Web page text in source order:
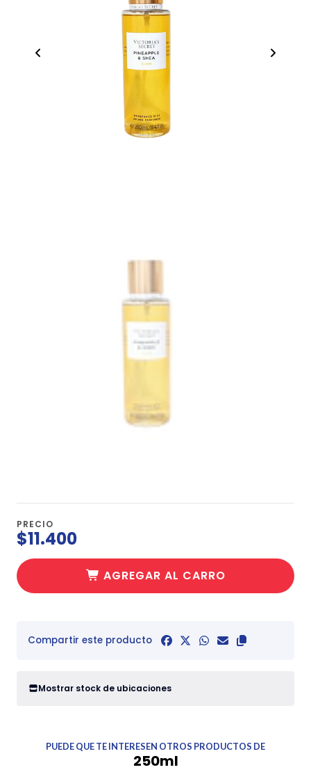
PRECIO
$11.400
AGREGAR AL CARRO
Compartir este producto
Mostrar stock de ubicaciones
PUEDE QUE TE INTERESEN OTROS PRODUCTOS DE
250ml